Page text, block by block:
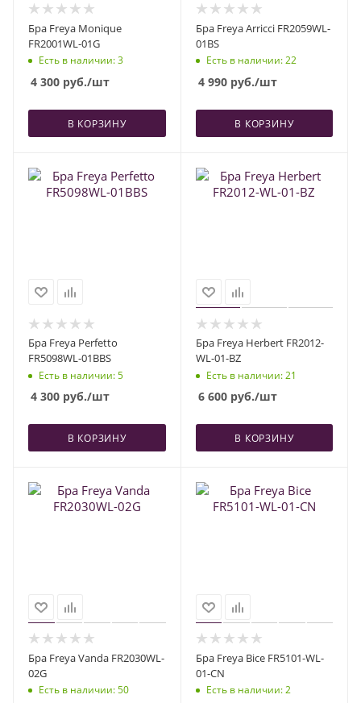
Бра Freya Monique
FR2001WL-01G
Есть в наличии: 3
4 300 руб./шт
В КОРЗИНУ
Бра Freya Arricci FR2059WL-
01BS
Есть в наличии: 22
4 990руб./шт
В КОРЗИНУ
Бра Freya Perfetto
FR5098WL-01BBS
Есть в наличии: 5
4 300 руб./шт
В КОРЗИНУ
Бра Freya Herbert FR2012-
WL-01-BZ
Есть в наличии: 21
6 600руб./шт
В КОРЗИНУ
Бра Freya Vanda FR2030WL-
02G
Есть в наличии: 50
Бра Freya Bice FR5101-WL-
01-CN
Есть в наличии: 2